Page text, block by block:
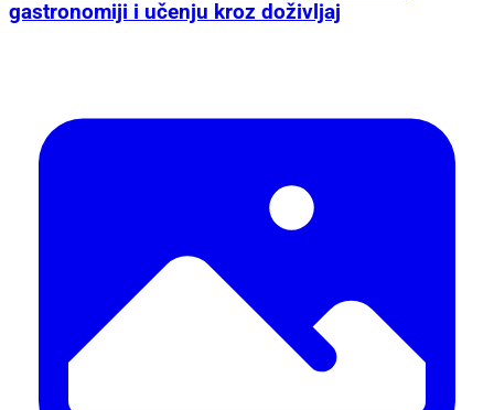
gastronomiji i učenju kroz doživljaj